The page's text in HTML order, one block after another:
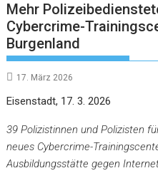
Mehr
Cybercrime-
Burgenland
17. März 2026
Eisenstadt, 17. 3. 2026
39 Polizistinnen und Polizisten
neues Cybercrime-
Ausbildungsstätte gegen